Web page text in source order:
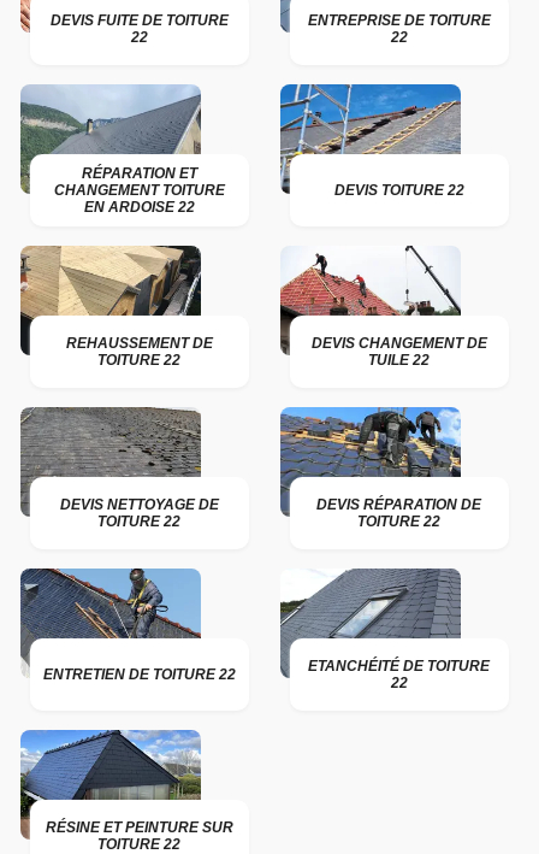
DEVIS FUITE DE TOITURE
22
ENTREPRISE DE TOITURE
22
RÉPARATION ET
CHANGEMENT TOITURE
EN ARDOISE 22
DEVIS TOITURE 22
REHAUSSEMENT DE
TOITURE 22
DEVIS CHANGEMENT DE
TUILE 22
DEVIS NETTOYAGE DE
TOITURE 22
DEVIS RÉPARATION DE
TOITURE 22
ENTRETIEN DE TOITURE 22
ETANCHÉITÉ DE TOITURE
22
RÉSINE ET PEINTURE SUR
TOITURE 22